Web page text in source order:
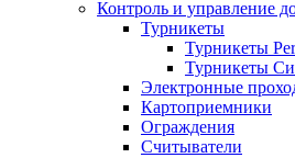
Контроль и управление
Турникеты
Турникеты
Турникеты
Электронные
Картоприемники
Ограждения
Считыватели